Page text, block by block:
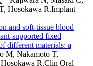
Hosokawa R.Implant
and soft-tissue blood
supported fixed
different materials: a
M, Nakamoto T,
R.Clin Oral